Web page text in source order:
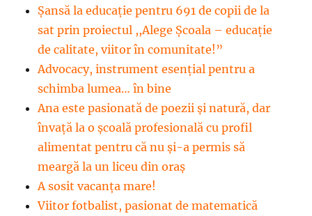
Șansă la educație pentru 691 de copii de la
sat prin proiectul ,,Alege Școala – educație
de calitate, viitor în comunitate!”
Advocacy, instrument esenţial pentru a
schimba lumea… în bine
Ana este pasionată de poezii și natură, dar
învață la o școală profesională cu profil
alimentat pentru că nu și-a permis să
meargă la un liceu din oraș
A sosit vacanța mare!
Viitor fotbalist, pasionat de matematică